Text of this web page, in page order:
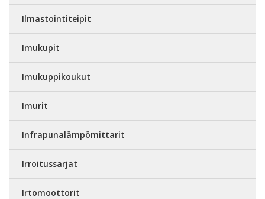
Ilmastointiteipit
Imukupit
Imukuppikoukut
Imurit
Infrapunalämpömittarit
Irroitussarjat
Irtomoottorit